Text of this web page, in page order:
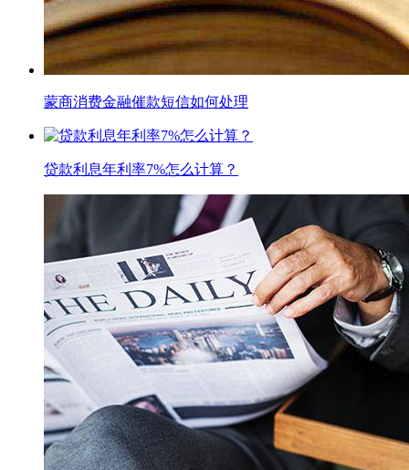
蒙商消费金融催款短信如何处理
贷款利息年利率7%怎么计算？